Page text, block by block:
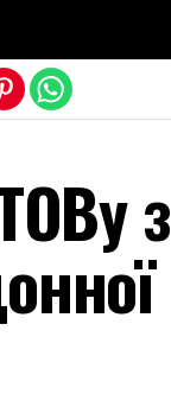
з